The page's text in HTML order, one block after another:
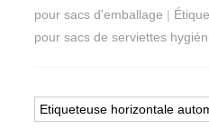
pour sacs d'emballage |
pour sacs de serviettes
Etiqueteuse horizontale